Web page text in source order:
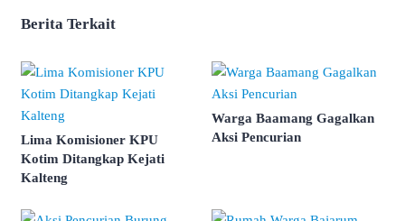
Berita Terkait
Lima Komisioner KPU
Kotim Ditangkap Kejati
Kalteng
Warga Baamang Gagalkan
Aksi Pencurian